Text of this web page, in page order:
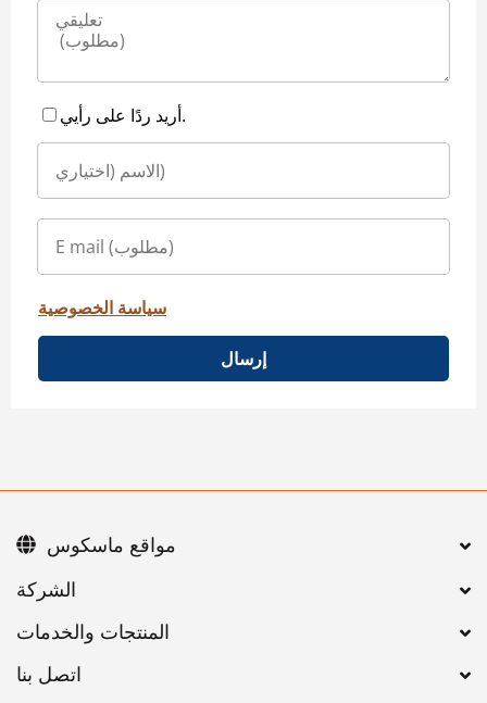
أريد ردًا على رأيي.
سياسة الخصوصية
إرسال
اتصل بنا
مواقع ماسكوس